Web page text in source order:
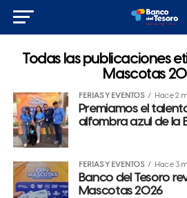
Todas las publicaciones
Mascotas
FERIAS Y EVENTOS Hace 2
Premiamos el
alfombra azul de la
FERIAS Y EVENTOS Hace 3
Banco del Tesoro
Mascotas 2026